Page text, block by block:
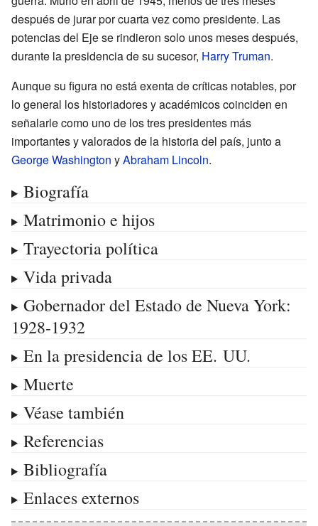
después de jurar por cuarta vez como presidente. Las
potencias del Eje se rindieron solo unos meses después,
durante la presidencia de su sucesor, Harry Truman.
Aunque su figura no está exenta de críticas notables, por
lo general los historiadores y académicos coinciden en
señalarle como uno de los tres presidentes más
importantes y valorados de la historia del país, junto a
George Washington yAbraham Lincoln.
Biografía
Matrimonio e hijos
Trayectoria política
Vida privada
Gobernador del Estado de Nueva York:
1928-1932
En la presidencia de los EE. UU.
Muerte
Véase también
Referencias
Bibliografía
Enlaces externos